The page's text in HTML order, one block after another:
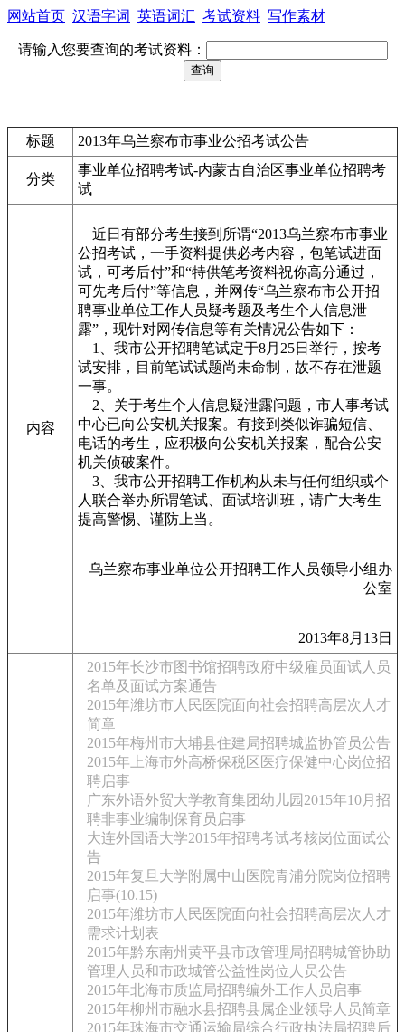
网站首页 汉语字词 英语词汇 考试资料 写作素材
请输入您要查询的考试资料：
标题 2013年乌兰察布市事业公招考试公告
分类
事业单位招聘考试-内蒙古自治区事业单位招聘考
试
内容
近日有部分考生接到所谓“2013乌兰察布市事业
公招考试，一手资料提供必考内容，包笔试进面
试，可考后付”和“特供笔考资料祝你高分通过，
可先考后付”等信息，并网传“乌兰察布市公开招
聘事业单位工作人员疑考题及考生个人信息泄
露”，现针对网传信息等有关情况公告如下：
1、我市公开招聘笔试定于8月25日举行，按考
试安排，目前笔试试题尚未命制，故不存在泄题
一事。
2、关于考生个人信息疑泄露问题，市人事考试
中心已向公安机关报案。有接到类似诈骗短信、
电话的考生，应积极向公安机关报案，配合公安
机关侦破案件。
3、我市公开招聘工作机构从未与任何组织或个
人联合举办所谓笔试、面试培训班，请广大考生
提高警惕、谨防上当。
乌兰察布事业单位公开招聘工作人员领导小组办
公室
2013年8月13日
2015年长沙市图书馆招聘政府中级雇员面试人员
名单及面试方案通告
2015年潍坊市人民医院面向社会招聘高层次人才
简章
2015年梅州市大埔县住建局招聘城监协管员公告
2015年上海市外高桥保税区医疗保健中心岗位招
聘启事
广东外语外贸大学教育集团幼儿园2015年10月招
聘非事业编制保育员启事
大连外国语大学2015年招聘考试考核岗位面试公
告
2015年复旦大学附属中山医院青浦分院岗位招聘
启事(10.15)
2015年潍坊市人民医院面向社会招聘高层次人才
需求计划表
2015年黔东南州黄平县市政管理局招聘城管协助
管理人员和市政城管公益性岗位人员公告
2015年北海市质监局招聘编外工作人员启事
2015年柳州市融水县招聘县属企业领导人员简章
2015年珠海市交通运输局综合行政执法局招聘后